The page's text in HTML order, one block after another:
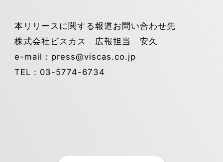
本リリースに関する報道お問い合わせ先
株式会社ビスカス 広報担当 安久
e-mail：press@viscas.co.jp
TEL：03-5774-6734